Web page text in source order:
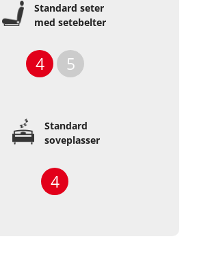
Standard seter
med setebelter
4 5
Standard
soveplasser
4